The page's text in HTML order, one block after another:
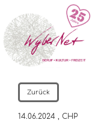
Zurück
14.06.2024 , CHP